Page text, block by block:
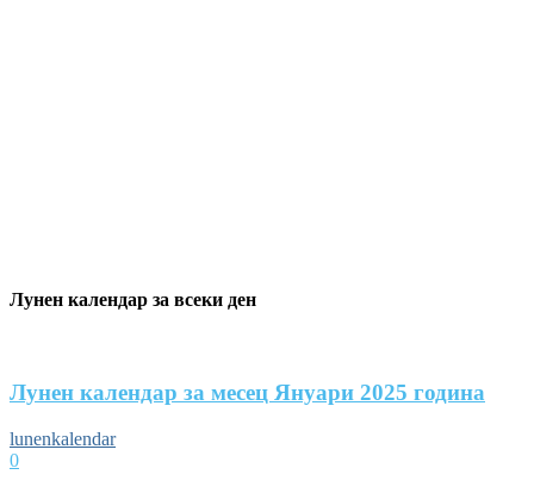
Лунен календар за всеки ден
Лунен календар за месец Януари 2025 година
lunenkalendar
0